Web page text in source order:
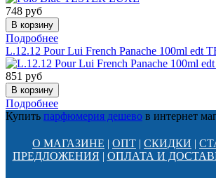
748 руб
Подробнее
L.12.12 Pour Lui French Panache 100ml edt
851 руб
Подробнее
Купить парфюмерия дешево в интернет
О МАГАЗИНЕ | ОПТ | СКИДКИ |
ПРЕДЛОЖЕНИЯ | ОПЛАТА И